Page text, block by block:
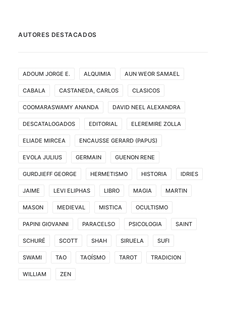
AUTORES DESTACADOS
ADOUM JORGE E. ALQUIMIA AUN WEOR SAMAEL
CABALA CASTANEDA, CARLOS CLASICOS
COOMARASWAMY ANANDA DAVID NEEL ALEXANDRA
DESCATALOGADOS EDITORIAL ELEREMIRE ZOLLA
ELIADE MIRCEA ENCAUSSE GERARD (PAPUS)
EVOLA JULIUS GERMAIN GUENON RENE
GURDJIEFF GEORGE HERMETISMO HISTORIA IDRIES
JAIME LEVI ELIPHAS LIBRO MAGIA MARTIN
MASON MEDIEVAL MISTICA OCULTISMO
PAPINI GIOVANNI PARACELSO PSICOLOGIA SAINT
SCHURÉ SCOTT SHAH SIRUELA SUFI
SWAMI TAO TAOÍSMO TAROT TRADICION
WILLIAM ZEN